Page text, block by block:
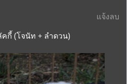
แจ้งลบ
กี้ (โจนัท + ลำดวน)